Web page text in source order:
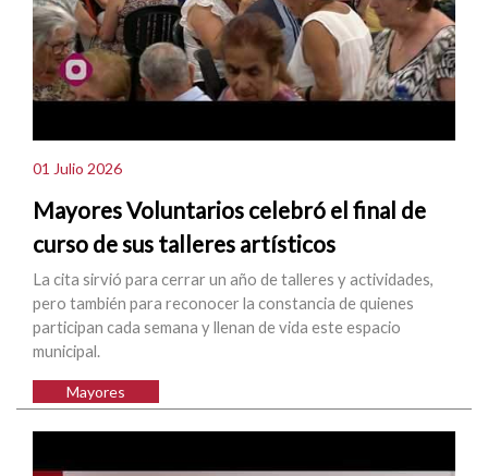
01 Julio 2026
Mayores Voluntarios celebró el final de
curso de sus talleres artísticos
La cita sirvió para cerrar un año de talleres y actividades,
pero también para reconocer la constancia de quienes
participan cada semana y llenan de vida este espacio
municipal.
Mayores